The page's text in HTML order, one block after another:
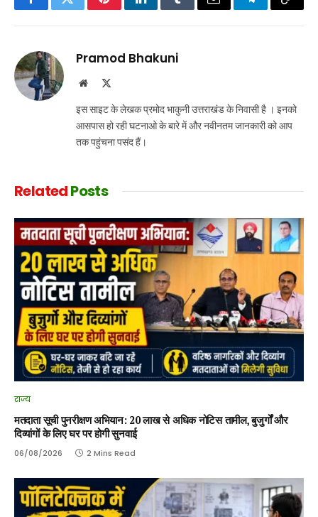
FacebookTwitterPinterestLinkedInTumblrEmail TelegramCopy
Pramod Bhakuni
Website
इस साइट के लेखक प्रमोद भाकुनी उत्तराखंड के निवासी है । इनको
आसपास हो रही घटनाओ के बारे में और नवीनतम जानकारी को आप
तक पहुंचना पसंद हैं।
RelatedPosts
राज्य
मतदाता सूची पुनरीक्षण अभियान: 20 लाख से अधिक नोटिस तामील, बुजुर्गों और
दिव्यांगों के लिए घर पर होगी सुनवाई
06/08/2026 2 Mins Read